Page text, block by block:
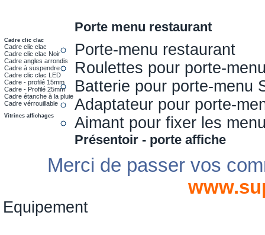
Cadre clic clac
Cadre clic clac
Cadre clic clac Noir
Cadre angles arrondis
Cadre à suspendre
Cadre clic clac LED
Cadre - profilé 15mm
Cadre - Profilé 25mm
Cadre étanche à la pluie
Cadre vérrouillable
Vitrines affichages
Porte menu restaurant
Porte-menu restaurant
Roulettes pour porte-
Batterie pour porte-menu
Adaptateur pour porte-
Aimant pour fixer les
Présentoir - porte affiche
Merci de passer vos
Equipement